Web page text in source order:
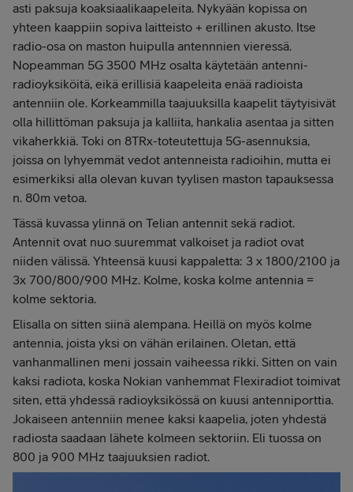
asti paksuja koaksiaalikaapeleita. Nykyään kopissa on
yhteen kaappiin sopiva laitteisto + erillinen akusto. Itse
radio-osa on maston huipulla antennnien vieressä.
Nopeamman 5G 3500 MHz osalta käytetään antenni-
radioyksiköitä, eikä erillisiä kaapeleita enää radioista
antenniin ole. Korkeammilla taajuuksilla kaapelit täytyisivät
olla hillittöman paksuja ja kalliita, hankalia asentaa ja sitten
vikaherkkiä. Toki on 8TRx-toteutettuja 5G-asennuksia,
joissa on lyhyemmät vedot antenneista radioihin, mutta ei
esimerkiksi alla olevan kuvan tyylisen maston tapauksessa
n. 80m vetoa.
Tässä kuvassa ylinnä on Telian antennit sekä radiot.
Antennit ovat nuo suuremmat valkoiset ja radiot ovat
niiden välissä. Yhteensä kuusi kappaletta: 3 x 1800/2100 ja
3x 700/800/900 MHz. Kolme, koska kolme antennia =
kolme sektoria.
Elisalla on sitten siinä alempana. Heillä on myös kolme
antennia, joista yksi on vähän erilainen. Oletan, että
vanhanmallinen meni jossain vaiheessa rikki. Sitten on vain
kaksi radiota, koska Nokian vanhemmat Flexiradiot toimivat
siten, että yhdessä radioyksikössä on kuusi antenniporttia.
Jokaiseen antenniin menee kaksi kaapelia, joten yhdestä
radiosta saadaan lähete kolmeen sektoriin. Eli tuossa on
800 ja 900 MHz taajuuksien radiot.